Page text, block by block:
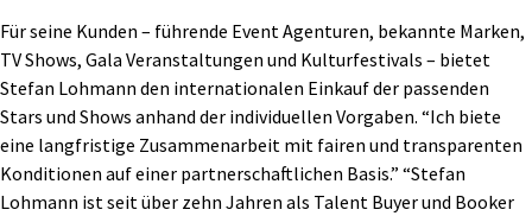
Für seine Kunden – führende Event Agenturen, bekannte Marken,
TV Shows, Gala Veranstaltungen und Kulturfestivals – bietet
Stefan Lohmann den internationalen Einkauf der passenden
Stars und Shows anhand der individuellen Vorgaben. “Ich biete
eine langfristige Zusammenarbeit mit fairen und transparenten
Konditionen auf einer partnerschaftlichen Basis.” “Stefan
Lohmann ist seit über zehn Jahren als Talent Buyer und Booker